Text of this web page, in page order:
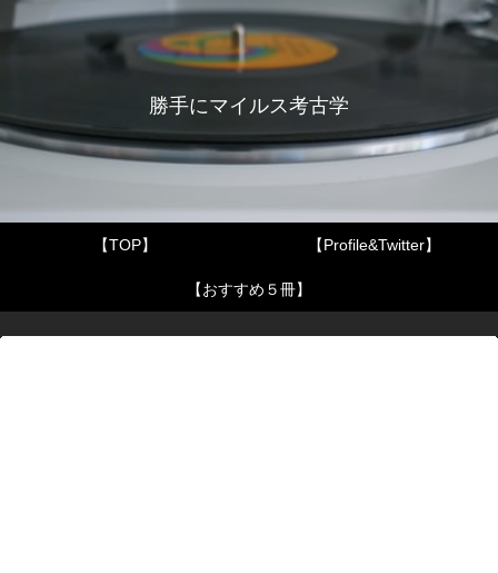
勝手にマイルス考古学
【TOP】 【Profile&Twitter】
【おすすめ５冊】